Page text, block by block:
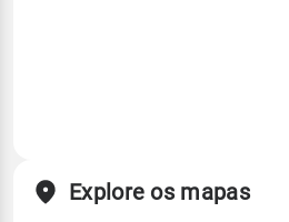
Explore os mapas